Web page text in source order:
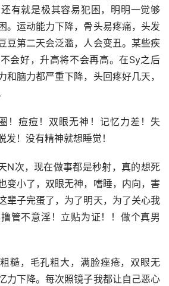
有就是极其容易犯困，明明一觉够
。运动能力下降，骨头易疼痛，头发
豆第二天会泛滥，人会变丑。某些疾
会好，升高将不会再高。在Sy之后
和脑力都严重下降，头回疼好几天，
！痘痘！双眼无神！记忆力差！失
发！没有精神就想睡觉！
N次，现在做事都是秒射，真的想死
变小了，双眼无神，嗜睡，内向，害
辈子完蛋了，为了明天，为了关心我
管不意淫！立贴为证！！做个真男
糙，毛孔粗大，满脸痤疮，双眼无
力下降。每次照镜子我都让自己恶心